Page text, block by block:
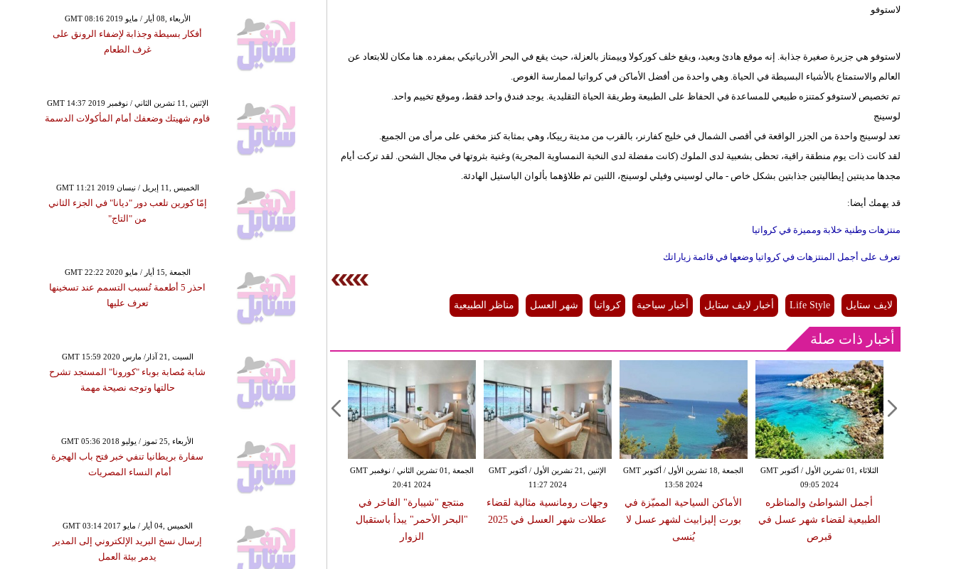
لاستوفو
لاستوفو هي جزيرة صغيرة جذابة. إنه موقع هادئ وبعيد، ويقع خلف كوركولا وييمتاز بالعزلة، حيث يقع في البحر الأدرياتيكي بمفرده. هنا مكان للابتعاد عن
العالم والاستمتاع بالأشياء البسيطة في الحياة. وهي واحدة من أفضل الأماكن في كرواتيا لممارسة الغوص.
تم تخصيص لاستوفو كمتنزه طبيعي للمساعدة في الحفاظ على الطبيعة وطريقة الحياة التقليدية. يوجد فندق واحد فقط، وموقع تخييم واحد.
لوسينج
تعد لوسينج واحدة من الجزر الواقعة في أقصى الشمال في خليج كفارنر، بالقرب من مدينة رييكا، وهي بمثابة كنز مخفي على مرأى من الجميع.
لقد كانت ذات يوم منطقة راقية، تحظى بشعبية لدى الملوك (كانت مفضلة لدى النخبة النمساوية المجرية) وغنية بثروتها في مجال الشحن. لقد تركت أيام
مجدها مدينتين إيطاليتين جذابتين بشكل خاص - مالي لوسيني وفيلي لوسينج، اللتين تم طلاؤهما بألوان الباستيل الهادئة.
قد يهمك أيضا:
منتزهات وطنية خلابة ومميزة في كرواتيا
تعرف على أجمل المنتزهات في كرواتيا وضعها في قائمة زياراتك
لايف ستايل Life Style أخبار لايف ستايل أخبار سياحية كرواتيا شهر العسل مناظر الطبيعية
أخبار ذات صلة
الجمعة ,01 تشرين الثاني / نوفمبر GMT
20:41 2024
منتجع "شيبارة" الفاخر في
"البحر الأحمر" يبدأ باستقبال
الزوار
الإثنين ,21 تشرين الأول / أكتوبر GMT
11:27 2024
وجهات رومانسية مثالية لقضاء
عطلات شهر العسل في 2025
الجمعة ,18 تشرين الأول / أكتوبر GMT
13:58 2024
الأماكن السياحية المميّزة في
بورت إليزابيث لشهر عسل لا
يُنسى
الثلاثاء ,01 تشرين الأول / أكتوبر GMT
09:05 2024
أجمل الشواطئ والمناظره
الطبيعية لقضاء شهر عسل في
قبرص
GMT 08:16 2019 الأربعاء ,08 أيار / مايو
أفكار بسيطة وجذابة لإضفاء الرونق على
غرف الطعام
GMT 14:37 2019 الإثنين ,11 تشرين الثاني / نوفمبر
قاوم شهيتك وضعفك أمام المأكولات الدسمة
GMT 11:21 2019 الخميس ,11 إبريل / نيسان
إمّا كورين تلعب دور "ديانا" في الجزء الثاني
من "التاج"
GMT 22:22 2020 الجمعة ,15 أيار / مايو
احذر 5 أطعمة تُسبب التسمم عند تسخينها
تعرف عليها
GMT 15:59 2020 السبت ,21 آذار/ مارس
شابة مُصابة بوباء "كورونا" المستجد تشرح
حالتها وتوجه نصيحة مهمة
GMT 05:36 2018 الأربعاء ,25 تموز / يوليو
سفارة بريطانيا تنفي خبر فتح باب الهجرة
أمام النساء المصريات
GMT 03:14 2017 الخميس ,04 أيار / مايو
إرسال نسخ البريد الإلكتروني إلى المدير
يدمر بيئة العمل